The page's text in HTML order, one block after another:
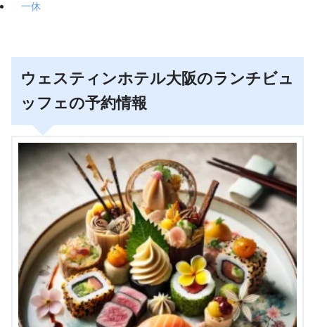
一休
ウェスティンホテル大阪のランチビュ
ッフェの予約情報